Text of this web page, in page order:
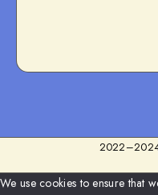
We use cookies to ensure that